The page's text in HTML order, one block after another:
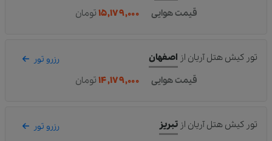
قیمت هوایی ۱۵,۱۷۹,۰۰۰ تومان
تور کیش هتل آریان از اصفهان رزرو تور
قیمت هوایی ۱۴,۱۷۹,۰۰۰ تومان
تور کیش هتل آریان از تبریز رزرو تور